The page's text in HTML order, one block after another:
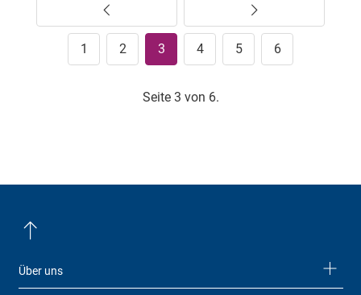
wen­dung von Haus­mit­teln wie z.B. Back­
pul­ver, zum Ein­satz.
1 2 3 4 5 6
Seite 3 von 6.
Über uns